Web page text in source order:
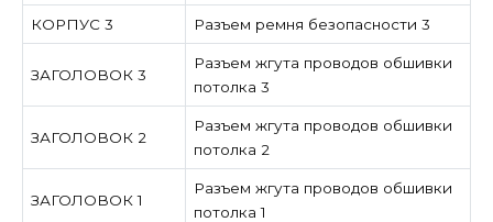
КОРПУС 3 Разъем ремня безопасности 3
ЗАГОЛОВОК 3
Разъем жгута проводов обшивки
потолка 3
ЗАГОЛОВОК 2
Разъем жгута проводов обшивки
потолка 2
ЗАГОЛОВОК 1
Разъем жгута проводов обшивки
потолка 1